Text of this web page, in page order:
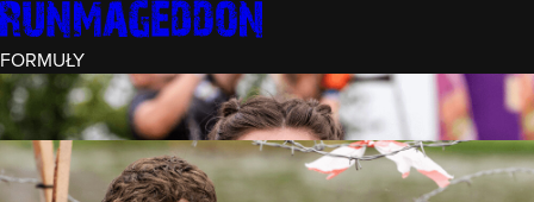
FORMUŁY
INTRO (¼)
15 PRZESZKÓD
3 KM+
REKRUT (½)
30 PRZESZKÓD
6 KM+